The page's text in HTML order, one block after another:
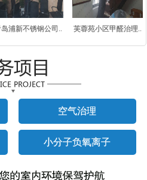
浦新不锈钢公司.. 芙蓉苑小区甲醛治理..
空气治理
小分子负氧离子